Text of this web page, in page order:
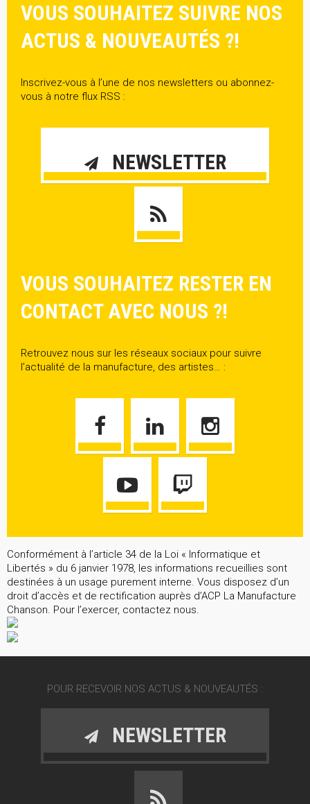
VOUS SOUHAITEZ SUIVRE NOS
ACTUS & NOUVEAUTÉS ?!
Inscrivez-vous à l’une de nos newsletters ou abonnez-
vous à notre flux RSS :
NEWSLETTER
VOUS SOUHAITEZ RESTER EN
CONTACT AVEC NOUS ?!
Retrouvez nous sur les réseaux sociaux pour suivre
l’actualité de la manufacture, des artistes… :
Conformément à l’article 34 de la Loi « Informatique et
Libertés » du 6 janvier 1978, les informations recueillies sont
destinées à un usage purement interne. Vous disposez d’un
droit d’accès et de rectification auprès d’ACP La Manufacture
Chanson. Pour l’exercer, contactez nous.
POUR RECEVOIR NOS ACTUS & NOUVEAUTÉS :
NEWSLETTER